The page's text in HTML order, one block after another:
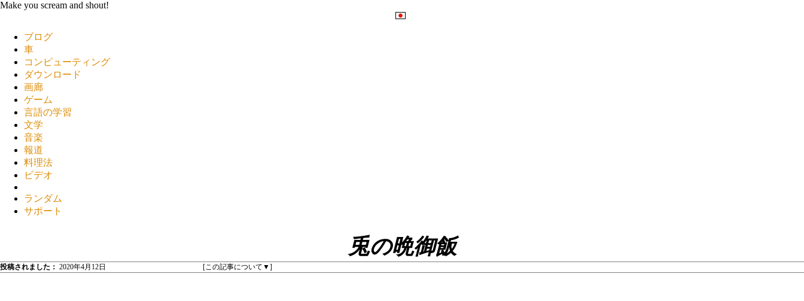
Make you scream and shout!
ブログ
車
コンピューティング
ダウンロード
画廊
ゲーム
言語の学習
文学
音楽
報道
料理法
ビデオ
ランダム
サポート
兎の晩御飯
投稿されました： 2020年4月12日 [この記事について ]